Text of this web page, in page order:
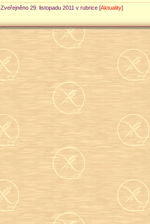
Zveřejněno 29. listopadu 2011 v rubrice [Aktuality]